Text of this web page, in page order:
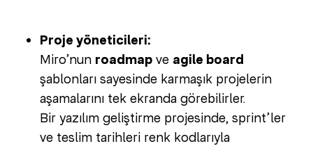
Proje yöneticileri:
Miro’nun roadmap ve agile board
şablonları sayesinde karmaşık projelerin
aşamalarını tek ekranda görebilirler.
Bir yazılım geliştirme projesinde, sprint’ler
ve teslim tarihleri renk kodlarıyla